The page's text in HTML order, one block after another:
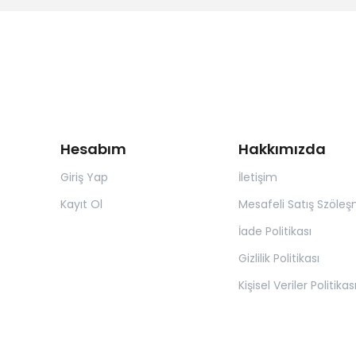
Hesabım
Giriş Yap
Kayıt Ol
Hakkımızda
İletişim
Mesafeli Satış
İade Politikası
Gizlilik Politikası
Kişisel Veriler Politikası